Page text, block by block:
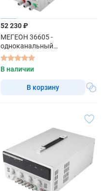
52 230 ₽
МЕГЕОН 36605 -
одноканальный
программируемый линейный
источник питания
В наличии
В корзину